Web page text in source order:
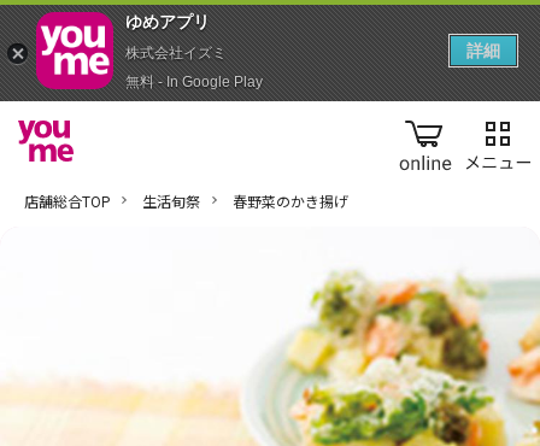
online
店舗総合TOP 生活旬祭 春野菜のかき揚げ
ゆめアプ‪リ‬
株式会社イズミ
無料 - In Google Play
詳細